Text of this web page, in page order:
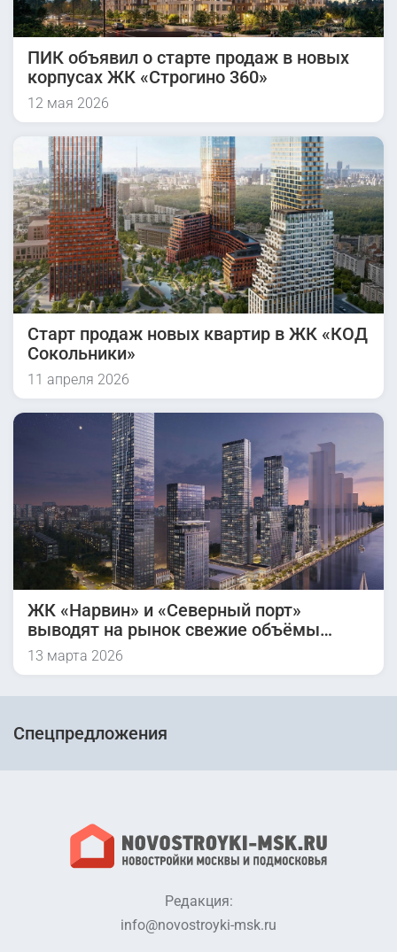
ПИК объявил о старте продаж в новых
корпусах ЖК «Строгино 360»
12 мая 2026
Старт продаж новых квартир в ЖК «КОД
Сокольники»
11 апреля 2026
ЖК «Нарвин» и «Северный порт»
выводят на рынок свежие объёмы
жилья
13 марта 2026
Спецпредложения
Редакция:
info@novostroyki-msk.ru